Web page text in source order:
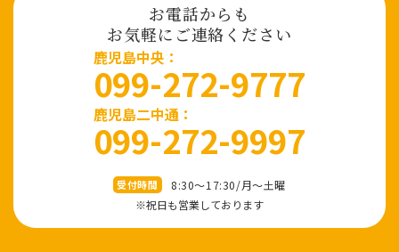
お電話からも
お気軽にご連絡ください
⿅児島中央：
099-272-9777
鹿児島二中通：
099-272-9997
受付時間
8:30～17:30/⽉〜⼟曜
※祝⽇も営業しております